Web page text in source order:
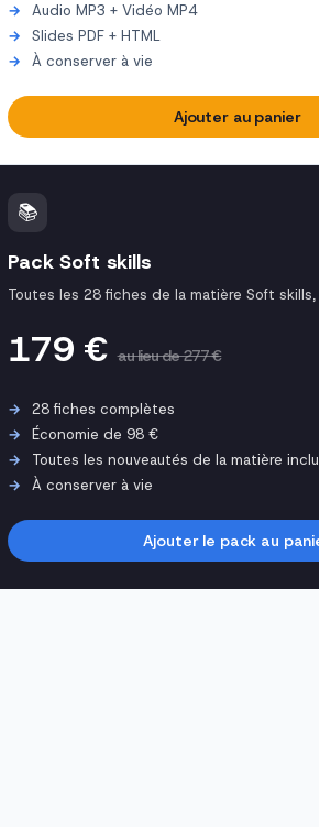
Audio MP3 + Vidéo MP4
Slides PDF + HTML
À conserver à vie
Ajouter au panier
📚
Pack Soft skills
Toutes les 28 fiches de la matière Soft
179 €au lieu de 277 €
28 fiches complètes
Économie de 98 €
Toutes les nouveautés de la matière
À conserver à vie
Ajouter le pack au